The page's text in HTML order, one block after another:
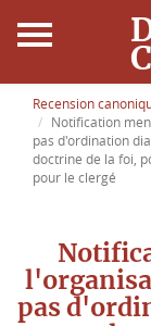
Accueil
Droit
Actualités
Recension
Notification
pas d'ordination
doctrine de la foi,
pour le clergé
pas